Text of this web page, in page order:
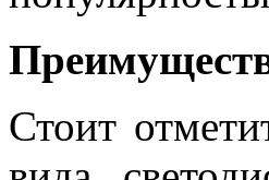
Стоит